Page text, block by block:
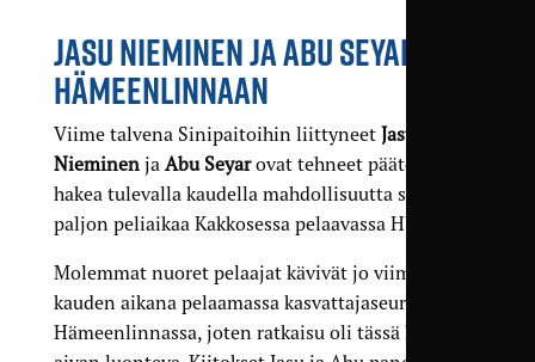
JASU NIEMINEN JA ABU SEYAR
HÄMEENLINNAAN
Viime talvena Sinipaitoihin liittyneet Jasu
Nieminenja Abu Seyarovat tehneet päätöksen
hakea tulevalla kaudella mahdollisuutta saada
paljon peliaikaa Kakkosessa pelaavassa HJS:stä.
Molemmat nuoret pelaajat kävivät jo viime
kauden aikana pelaamassa kasvattajaseurassaan
Hämeenlinnassa, joten ratkaisu oli tässä kohtaa